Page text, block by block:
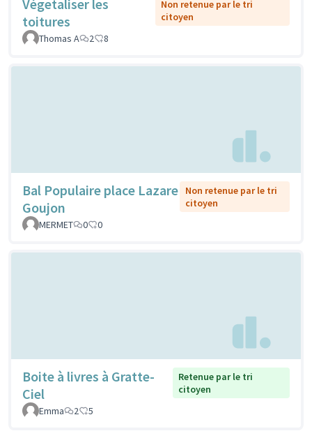
Végetaliser les
toitures
Non retenue par le tri
citoyen
Thomas A
2 8
Bal Populaire place Lazare
Goujon
Non retenue par le tri
citoyen
MERMET
0 0
Boite à livres à Gratte-
Ciel
Retenue par le tri
citoyen
Emma
2 5